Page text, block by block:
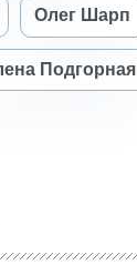
Олег Шарп
Подгорная